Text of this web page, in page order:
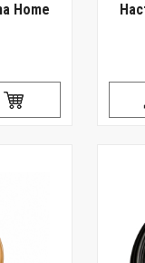
Home